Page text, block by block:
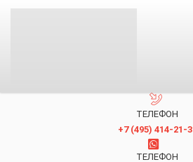
ТЕЛЕФОН
+7 (495) 414-21-
TЕЛЕФОН